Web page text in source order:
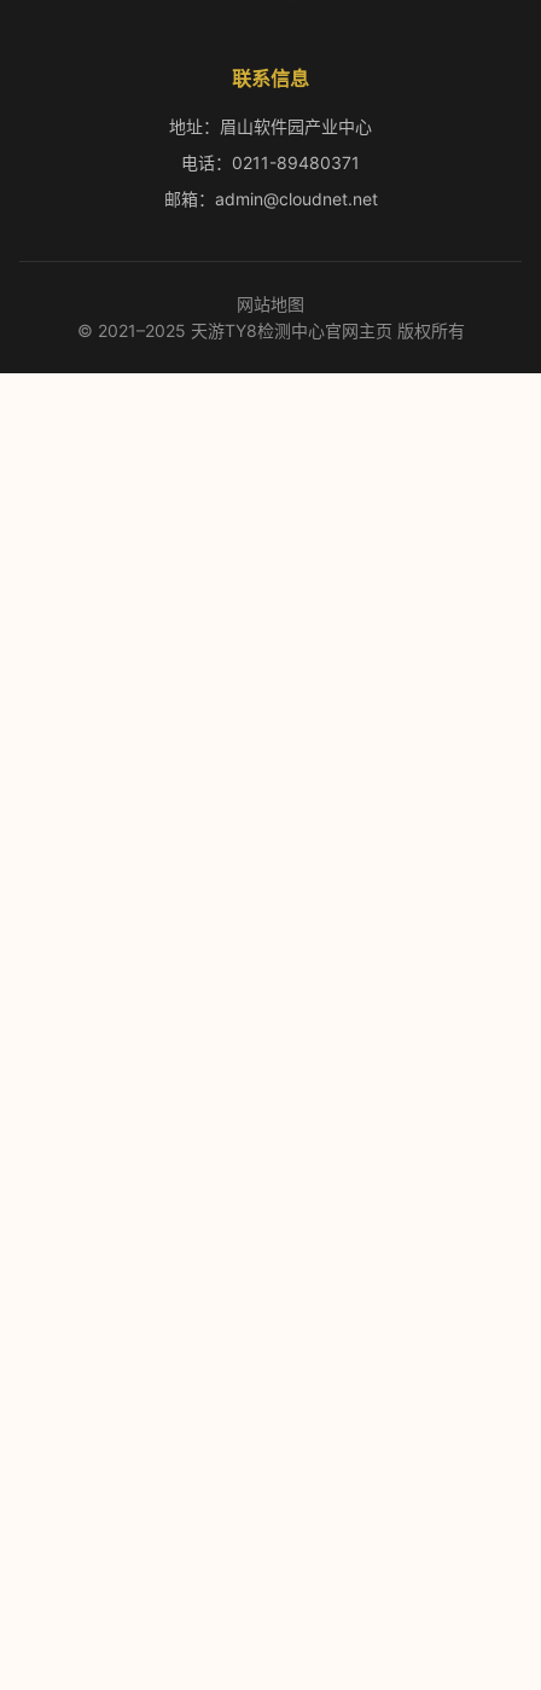
联系信息
地址：眉山软件园产业中心
电话：0211-89480371
邮箱：admin@cloudnet.net
网站地图
© 2021–2025 天游TY8检测中心官网主页 版权所有